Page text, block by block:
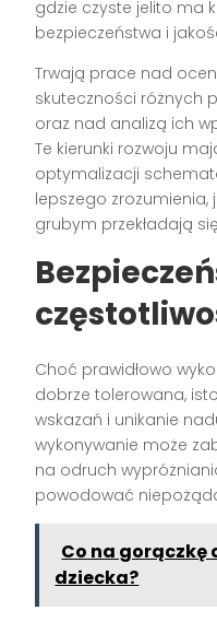
gdzie czyste jelito ma
bezpieczeństwa i
Trwają prace nad
skuteczności różnych
oraz nad analizą ich
Te kierunki rozwoju
optymalizacji
lepszego zrozumienia,
grubym przekładają
Choć prawidłowo
dobrze tolerowana,
wskazań i unikanie
wykonywanie może
na odruch
powodować
Co na gorączkę
dziecka?